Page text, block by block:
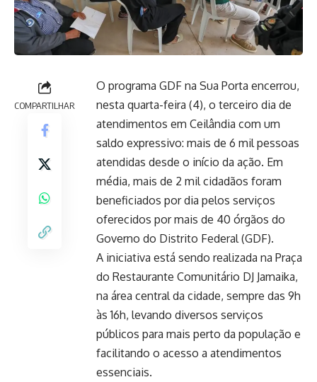
COMPARTILHAR
O programa GDF na Sua Porta encerrou,
nesta quarta-feira (4), o terceiro dia de
atendimentos em Ceilândia com um
saldo expressivo: mais de 6 mil pessoas
atendidas desde o início da ação. Em
média, mais de 2 mil cidadãos foram
beneficiados por dia pelos serviços
oferecidos por mais de 40 órgãos do
Governo do Distrito Federal (GDF).
A iniciativa está sendo realizada na Praça
do Restaurante Comunitário DJ Jamaika,
na área central da cidade, sempre das 9h
às 16h, levando diversos serviços
públicos para mais perto da população e
facilitando o acesso a atendimentos
essenciais.